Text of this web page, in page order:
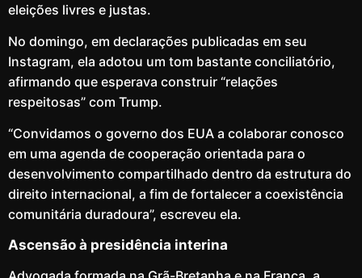
eleições livres e justas.
No domingo, em declarações publicadas em seu
Instagram, ela adotou um tom bastante conciliatório,
afirmando que esperava construir “relações
respeitosas” com Trump.
“Convidamos o governo dos EUA a colaborar conosco
em uma agenda de cooperação orientada para o
desenvolvimento compartilhado dentro da estrutura do
direito internacional, a fim de fortalecer a coexistência
comunitária duradoura”, escreveu ela.
Ascensão à presidência interina